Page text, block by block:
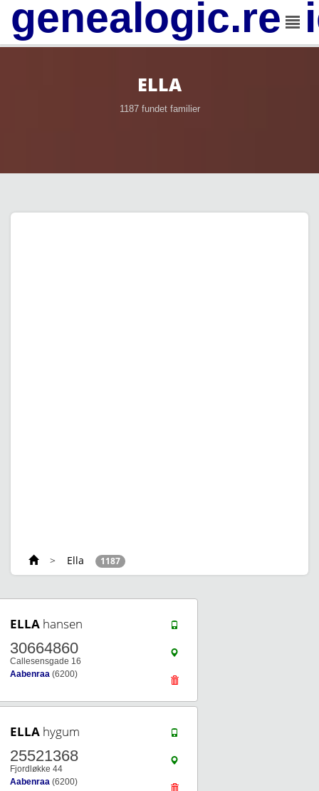
ELLA
1187 fundet familier
> Ella 1187
ELLA hansen
30664860
Callesensgade 16
Aabenraa (6200)
ELLA hygum
25521368
Fjordløkke 44
Aabenraa (6200)